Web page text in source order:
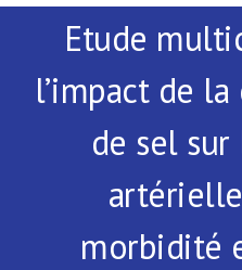
Actualités
Publications
Contact
Etude
l’impact de
de sel
morbidité